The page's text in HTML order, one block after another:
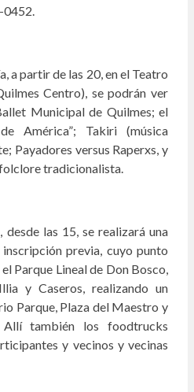
a partir de las 20, en el Teatro
Centro), se podrán ver
Municipal de Quilmes; el
América”; Takiri (música
Payadores versus Raperxs, y
tradicionalista.
las 15, se realizará una
previa, cuyo punto
Parque Lineal de Don Bosco,
y Caseros, realizando un
Parque, Plaza del Maestro y
Allí también los foodtrucks
y vecinos y vecinas